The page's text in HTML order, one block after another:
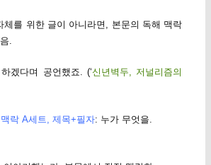
체를 위한 글이 아니라면, 본문의 독해 맥락
.
겠다며 공언했죠. (‘신년벽두, 저널리즘의
락 A세트, 제목+필자: 누가 무엇을.